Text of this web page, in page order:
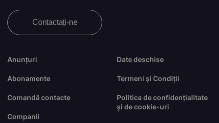
Anunțuri
Abonamente
Comandă contacte
Companii
Date deschise
Termeni și Condiții
Politica de confidențialitate
și de cookie-uri
Contactați-ne